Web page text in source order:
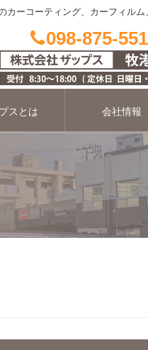
カーコーティング、カーフィル
098-875-
スとは 会社情報